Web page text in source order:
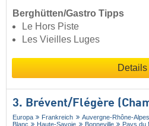
Berghütten/Gastro Tipps
Le Hors Piste
Les Vieilles Luges
Details
3. Brévent/​Flégère
Europa Frankreich Auvergne-Rhône-Alpes
Blanc
Haute-Savoie Bonneville
Pays du